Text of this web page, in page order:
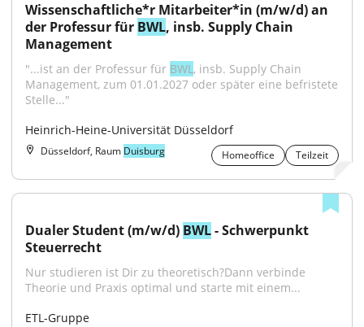
Wissenschaftliche*r Mitarbeiter*in (m/w/d) an
der Professur für BWL, insb. Supply Chain
Management
"...ist an der Professur für BWL, insb. Supply Chain
Management, zum 01.01.2027 oder später eine befristete
Stelle..."
Heinrich-Heine-Universität Düsseldorf
Düsseldorf, Raum Duisburg Homeoffice Teilzeit
Dualer Student (m/w/d) BWL - Schwerpunkt
Steuerrecht
Nur studieren ist Dir zu theoretisch?Dann verbinde
Theorie und Praxis optimal und starte mit einem...
ETL-Gruppe